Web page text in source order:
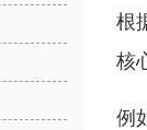
根
核
例